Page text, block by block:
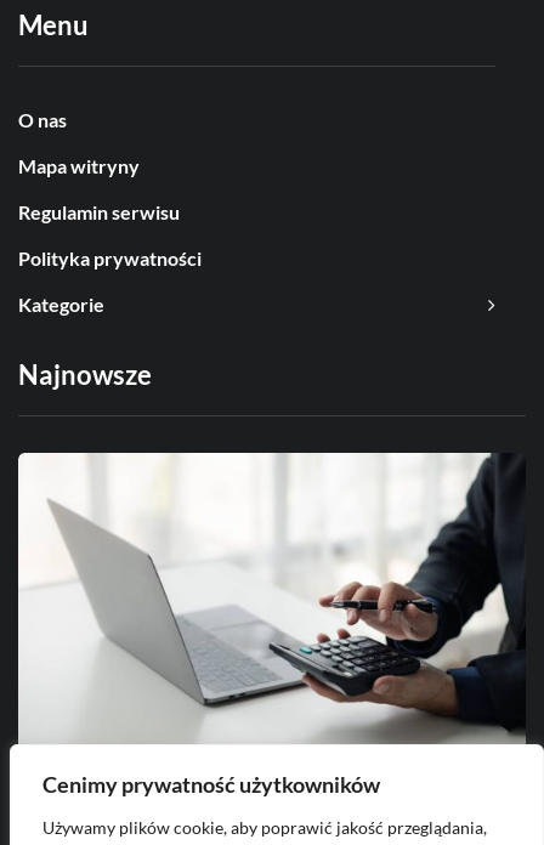
Cenimy prywatność użytkowników
Używamy plików cookie, aby poprawić jakość przeglądania,
Menu
O nas
Mapa witryny
Regulamin serwisu
Polityka prywatności
Kategorie
Najnowsze
2026-08-04